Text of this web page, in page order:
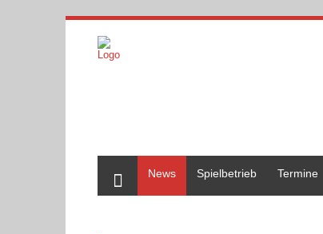
News
Spielbetrieb Termine